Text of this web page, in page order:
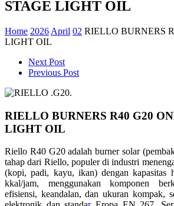
STAGE LIGHT OIL
Home 2026 April 02 RIELLO BURNERS
LIGHT OIL
Next Post
Previous Post
RIELLO BURNERS R40 G20
LIGHT OIL
Riello R40 G20 adalah burner solar
tahap dari Riello, populer di industri
(kopi, padi, kayu, ikan) dengan kapasitas
kkal/jam, menggunakan komponen
efisiensi, keandalan, dan ukuran kompak,